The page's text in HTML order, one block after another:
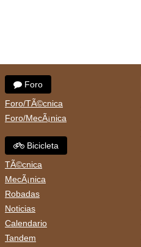
Foro
Foro/TÃ©cnica
Foro/MecÃ¡nica
Bicicleta
TÃ©cnica
MecÃ¡nica
Robadas
Noticias
Calendario
Tandem